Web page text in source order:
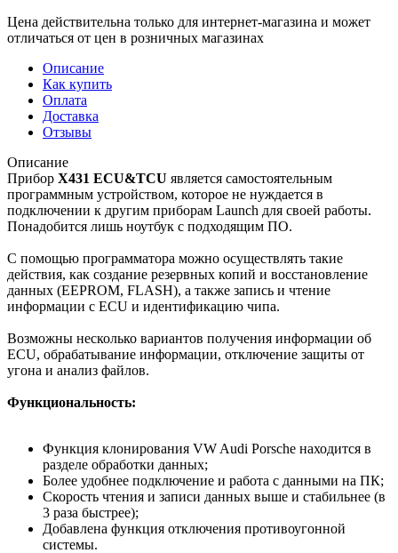
Цена действительна только для интернет-магазина и может
отличаться от цен в розничных магазинах
Описание
Как купить
Оплата
Доставка
Отзывы
Описание
Прибор X431 ECU&TCU является самостоятельным
программным устройством, которое не нуждается в
подключении к другим приборам Launch для своей работы.
Понадобится лишь ноутбук с подходящим ПО.
С помощью программатора можно осуществлять такие
действия, как создание резервных копий и восстановление
данных (EEPROM, FLASH), а также запись и чтение
информации с ECU и идентификацию чипа.
Возможны несколько вариантов получения информации об
ECU, обрабатывание информации, отключение защиты от
угона и анализ файлов.
Функциональность:
Функция клонирования VW Audi Porsche находится в
разделе обработки данных;
Более удобнее подключение и работа с данными на ПК;
Скорость чтения и записи данных выше и стабильнее (в
3 раза быстрее);
Добавлена функция отключения противоугонной
системы.